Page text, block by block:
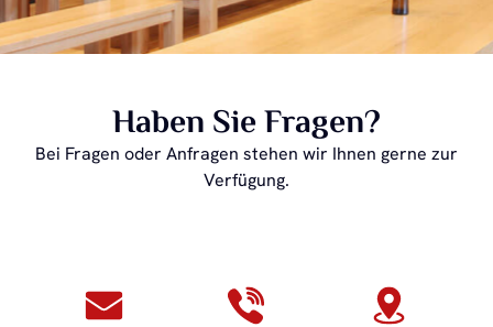
Haben Sie Fragen?
Bei Fragen oder Anfragen stehen wir Ihnen gerne zur
Verfügung.